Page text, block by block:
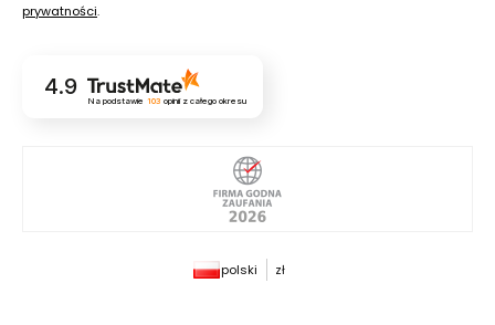
prywatności.
4.9
Na podstawie 103 opinii z całego okresu
polski zł